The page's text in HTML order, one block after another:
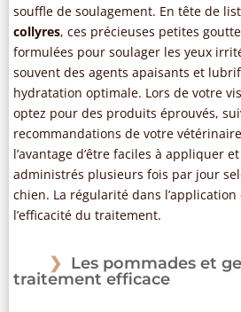
souffle de soulagement. En tête de
collyres, ces précieuses petites
formulées pour soulager les yeux
souvent des agents apaisants et
hydratation optimale. Lors de votre
optez pour des produits éprouvés,
recommandations de votre
l’avantage d’être faciles à appliquer
administrés plusieurs fois par jour
chien. La régularité dans
l’efficacité du traitement.
Les pommades et
traitement efficace